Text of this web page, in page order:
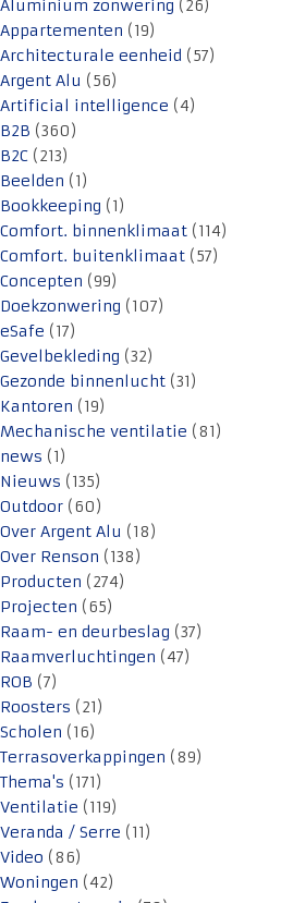
Aluminium zonwering (26)
Appartementen (19)
Architecturale eenheid (57)
Argent Alu (56)
Artificial intelligence (4)
B2B (360)
B2C (213)
Beelden (1)
Bookkeeping (1)
Comfort. binnenklimaat (114)
Comfort. buitenklimaat (57)
Concepten (99)
Doekzonwering (107)
eSafe (17)
Gevelbekleding (32)
Gezonde binnenlucht (31)
Kantoren (19)
Mechanische ventilatie (81)
news (1)
Nieuws (135)
Outdoor (60)
Over Argent Alu (18)
Over Renson (138)
Producten (274)
Projecten (65)
Raam- en deurbeslag (37)
Raamverluchtingen (47)
ROB (7)
Roosters (21)
Scholen (16)
Terrasoverkappingen (89)
Thema's (171)
Ventilatie (119)
Veranda / Serre (11)
Video (86)
Woningen (42)